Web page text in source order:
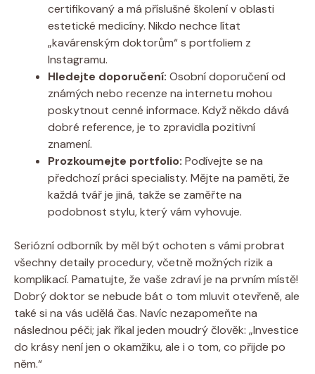
certifikovaný a má příslušné školení v oblasti
estetické medicíny. Nikdo nechce lítat
„kavárenským doktorům“ s portfoliem z
Instagramu.
Hledejte doporučení: Osobní doporučení od
známých nebo recenze na internetu mohou
poskytnout cenné informace. Když někdo dává
dobré reference, je to zpravidla pozitivní
znamení.
Prozkoumejte portfolio: Podívejte se na
předchozí práci specialisty. Mějte na paměti, že
každá tvář je jiná, takže se zaměřte na
podobnost stylu, který vám vyhovuje.
Seriózní odborník by měl být ochoten s vámi probrat
všechny detaily procedury, včetně možných rizik a
komplikací. Pamatujte, že vaše zdraví je na prvním místě!
Dobrý doktor se nebude bát o tom mluvit otevřeně, ale
také si na vás udělá čas. Navíc nezapomeňte na
následnou péči; jak říkal jeden moudrý člověk: „Investice
do krásy není jen o okamžiku, ale i o tom, co přijde po
něm.“